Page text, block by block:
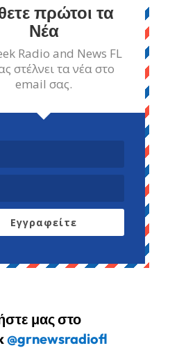
πρώτοι τα
Νέα
Radio and News FL
στέλνει τα νέα στο
email σας.
Εγγραφείτε
μας στο
@grnewsradiofl